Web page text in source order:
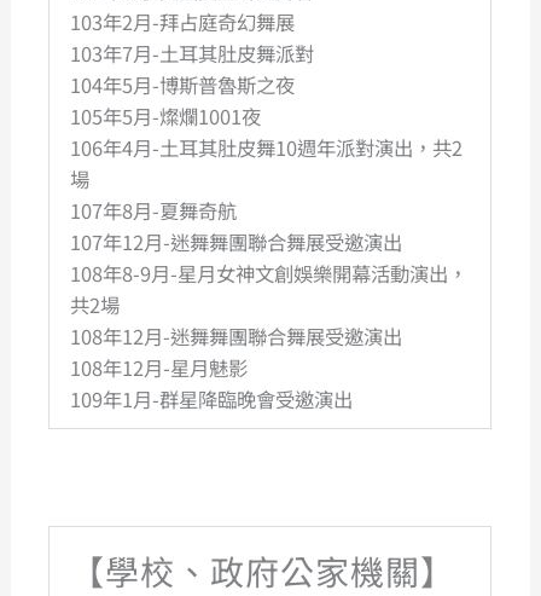
103年2月-拜占庭奇幻舞展
103年7月-土耳其肚皮舞派對
104年5月-博斯普魯斯之夜
105年5月-燦爛1001夜
106年4月-土耳其肚皮舞10週年派對演出，共2
場
107年8月-夏舞奇航
107年12月-迷舞舞團聯合舞展受邀演出
108年8-9月-星月女神文創娛樂開幕活動演出，
共2場
108年12月-迷舞舞團聯合舞展受邀演出
108年12月-星月魅影
109年1月-群星降臨晚會受邀演出
【學校、政府公家機關】